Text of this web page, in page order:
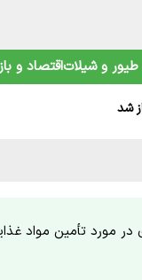
طیور و شیلاتاقتصاد و
دامی دلربا برای کودکان
مبهم از پشت‌پرده
شد
توسعه و پیشرفت
سفر به خانه جدید
تعیین می‌شود؟
مورد تأمین مواد